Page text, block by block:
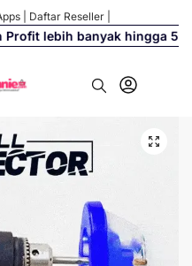
Daftar Reseller
lebih banyak hingga 500%